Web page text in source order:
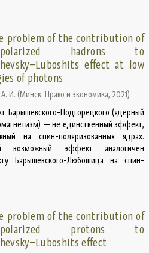
problem of the contribution of
polarized hadrons to
effect at low
of photons
И. (Минск: Право и экономика, 2021)
Барышевского-Подгорецкого (ядерный
— не единственный эффект,
на спин-поляризованных ядрах.
возможный эффект аналогичен
Барышевского-Любошица на спин-
problem of the contribution of
polarized protons to
effect